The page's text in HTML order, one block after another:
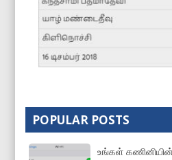
POPULAR POSTS
உங்கள்